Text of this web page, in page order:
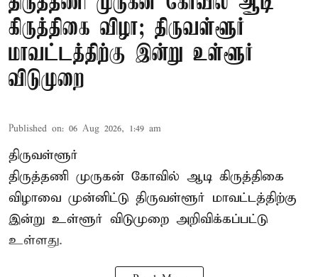
கிருத்திகை விழா; திருவள்ளூர்
மாவட்டத்திற்கு இன்று உள்ளூர்
விடுமுறை
Published on: 06 Aug 2026, 1:49 am
திருவள்ளூர்
திருத்தணி முருகன் கோவில் ஆடி கிருத்திகை
விழாவை முன்னிட்டு திருவள்ளூர் மாவட்டத்திற்கு
இன்று உள்ளூர் விடுமுறை அறிவிக்கப்பட்டு
உள்ளது.